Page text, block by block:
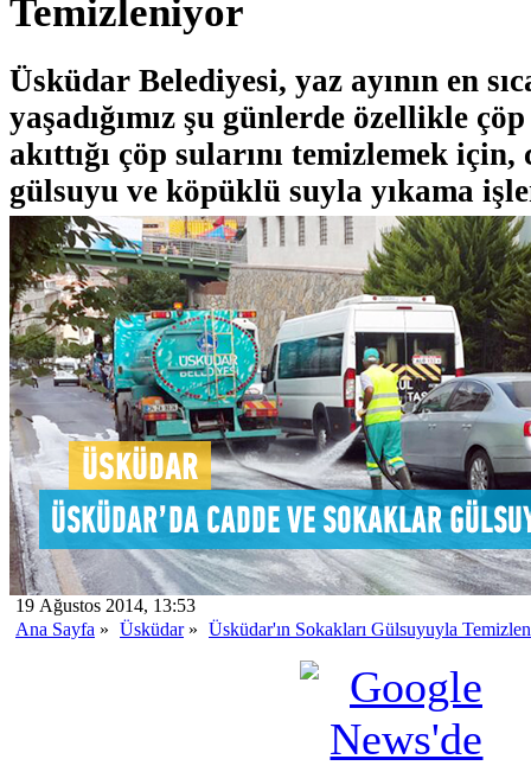
Temizleniyor
Üsküdar Belediyesi, yaz ayının en
yaşadığımız şu günlerde özellikle
akıttığı çöp sularını temizlemek
gülsuyu ve köpüklü suyla yıkama
19 Ağustos 2014, 13:53
Ana Sayfa » Üsküdar» Üsküdar'ın Sokakları Gülsuyuyla